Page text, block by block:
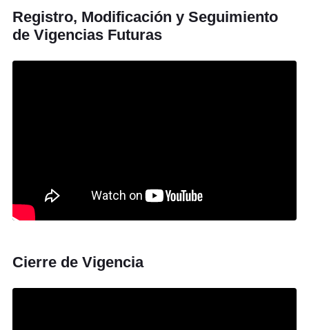
Registro, Modificación y Seguimiento
de Vigencias Futuras
Cierre de Vigencia